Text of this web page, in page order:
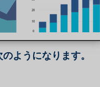
ようになります。